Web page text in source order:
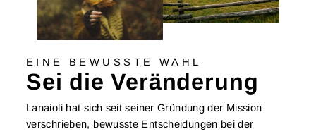
EINE BEWUSSTE WAHL
Sei die Veränderung
Lanaioli hat sich seit seiner Gründung der Mission
verschrieben, bewusste Entscheidungen bei der